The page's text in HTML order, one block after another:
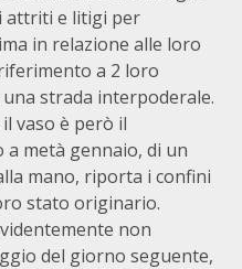
attriti e litigi per
in relazione alle loro
a 2 loro
strada interpoderale.
vaso è però il
metà gennaio, di un
mano, riporta i confini
stato originario.
non
del giorno seguente,